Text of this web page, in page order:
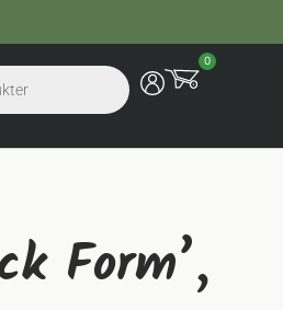
0
Form’,